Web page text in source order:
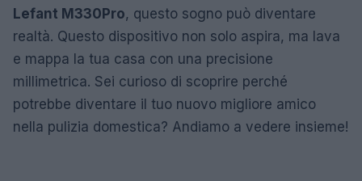
Lefant M330Pro, questo sogno può diventare
realtà. Questo dispositivo non solo aspira, ma lava
e mappa la tua casa con una precisione
millimetrica. Sei curioso di scoprire perché
potrebbe diventare il tuo nuovo migliore amico
nella pulizia domestica? Andiamo a vedere insieme!